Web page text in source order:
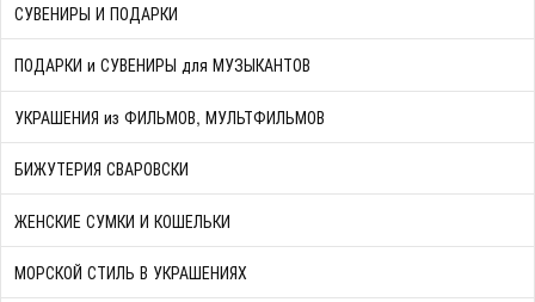
СУВЕНИРЫ И ПОДАРКИ
ПОДАРКИ и СУВЕНИРЫ для МУЗЫКАНТОВ
УКРАШЕНИЯ из ФИЛЬМОВ, МУЛЬТФИЛЬМОВ
БИЖУТЕРИЯ СВАРОВСКИ
ЖЕНСКИЕ СУМКИ И КОШЕЛЬКИ
МОРСКОЙ СТИЛЬ В УКРАШЕНИЯХ